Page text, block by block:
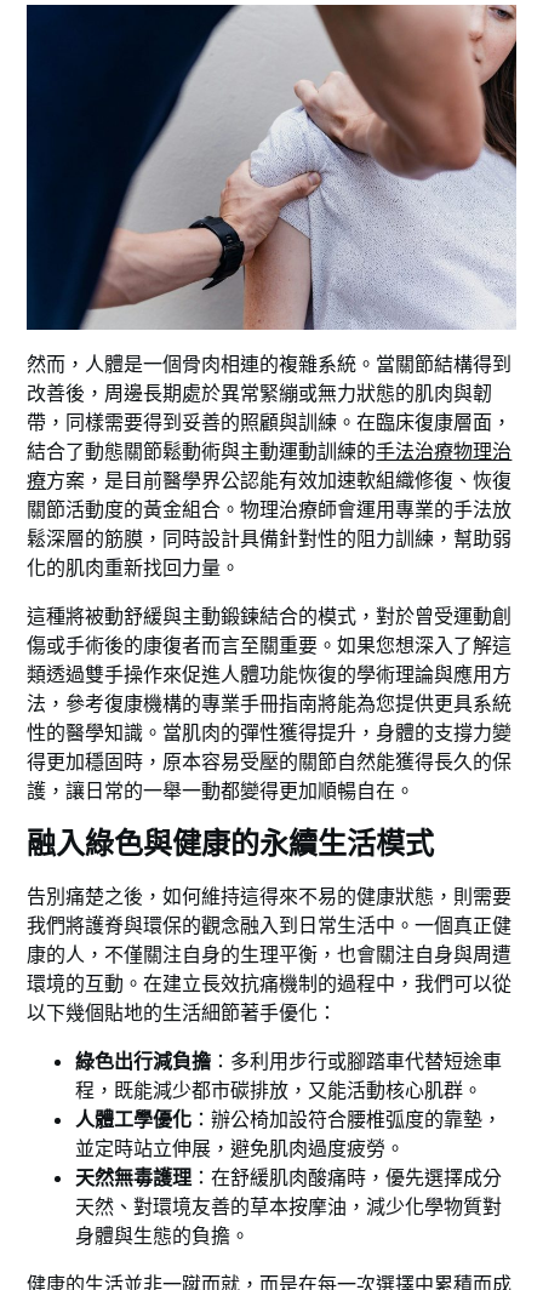
然而，人體是一個骨肉相連的複雜系統。當關節結構得到
改善後，周邊長期處於異常緊繃或無力狀態的肌肉與韌
帶，同樣需要得到妥善的照顧與訓練。在臨床復康層面，
結合了動態關節鬆動術與主動運動訓練的手法治療物理治
療方案，是目前醫學界公認能有效加速軟組織修復、恢復
關節活動度的黃金組合。物理治療師會運用專業的手法放
鬆深層的筋膜，同時設計具備針對性的阻力訓練，幫助弱
化的肌肉重新找回力量。
這種將被動舒緩與主動鍛鍊結合的模式，對於曾受運動創
傷或手術後的康復者而言至關重要。如果您想深入了解這
類透過雙手操作來促進人體功能恢復的學術理論與應用方
法，參考復康機構的專業手冊指南將能為您提供更具系統
性的醫學知識。當肌肉的彈性獲得提升，身體的支撐力變
得更加穩固時，原本容易受壓的關節自然能獲得長久的保
護，讓日常的一舉一動都變得更加順暢自在。
融入綠色與健康的永續生活模式
告別痛楚之後，如何維持這得來不易的健康狀態，則需要
我們將護脊與環保的觀念融入到日常生活中。一個真正健
康的人，不僅關注自身的生理平衡，也會關注自身與周遭
環境的互動。在建立長效抗痛機制的過程中，我們可以從
以下幾個貼地的生活細節著手優化：
綠色出行減負擔 ：多利用步行或腳踏車代替短途車
程，既能減少都市碳排放，又能活動核心肌群。
人體工學優化 ：辦公椅加設符合腰椎弧度的靠墊，
並定時站立伸展，避免肌肉過度疲勞。
天然無毒護理 ：在舒緩肌肉酸痛時，優先選擇成分
天然、對環境友善的草本按摩油，減少化學物質對
身體與生態的負擔。
健康的生活並非一蹴而就，而是在每一次選擇中累積而成